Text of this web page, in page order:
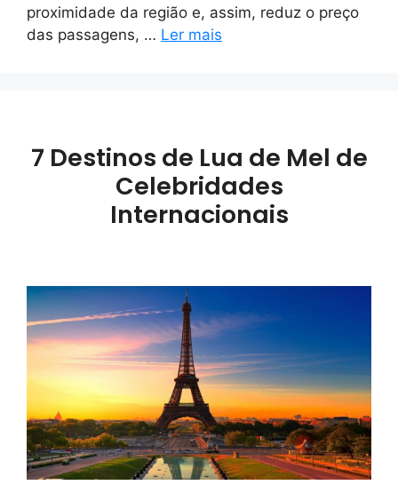
proximidade da região e, assim, reduz o preço
das passagens, … Ler mais
7 Destinos de Lua de Mel de
Celebridades
Internacionais